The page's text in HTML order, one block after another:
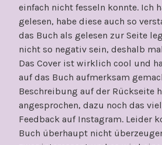
einfach nicht fesseln konnte. Ich
gelesen, habe diese auch so
das Buch als gelesen zur Seite
nicht so negativ sein, deshalb
Das Cover ist wirklich cool und
auf das Buch aufmerksam
Beschreibung auf der Rückseite
angesprochen, dazu noch das
Feedback auf Instagram. Leider
Buch überhaupt nicht